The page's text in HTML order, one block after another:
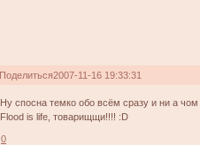
Поделиться2007-11-16 19:33:31
Ну спосна темко обо всём сразу и ни а
Flood is life, товарищщи!!!! :D
0